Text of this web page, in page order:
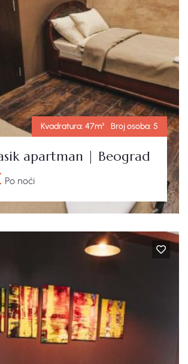
Kvadratura: 47m² Broj osoba: 5
apartman | Beograd
Po noći